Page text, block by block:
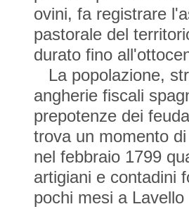
ovini, fa registrare
pastorale del
durato fino
La popolazione,
angherie fiscali
prepotenze dei
trova un momento
nel febbraio 1799
artigiani e contadini
pochi mesi a Lavello